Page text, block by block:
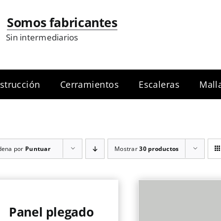
Somos fabricantes
Sin intermediarios
Cerramientos Escaleras
por Puntuar Mostrar30 productos
Panel plegado